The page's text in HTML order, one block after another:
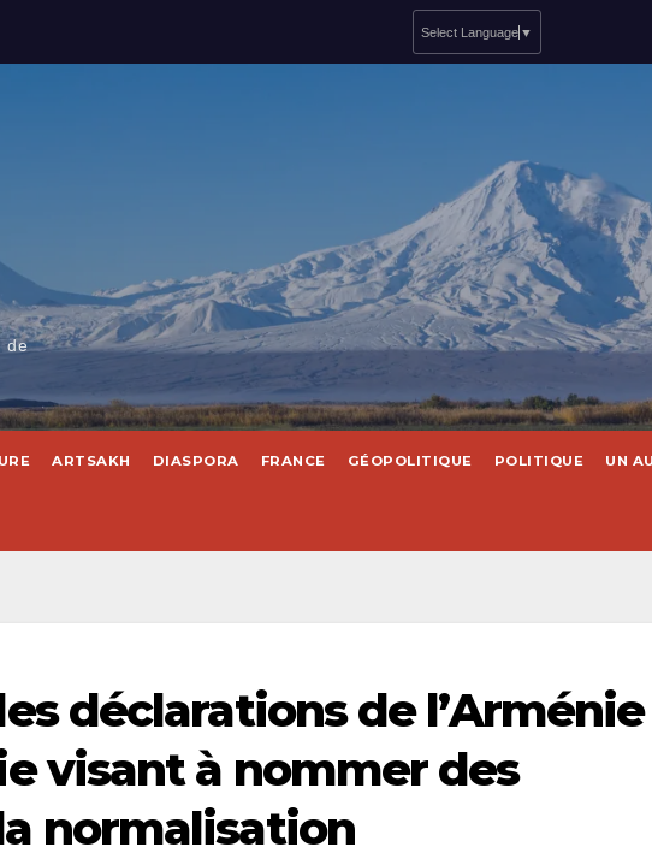
Select Language ▼
de
ARTSAKH DIASPORA FRANCE GÉOPOLITIQUE POLITIQUE UN
déclarations de l’Arménie
visant à nommer des
normalisation